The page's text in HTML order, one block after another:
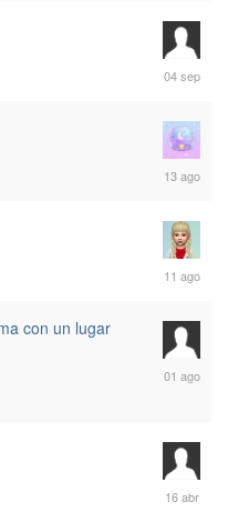
4
sep
13
ago
11
ago
con un lugar
1
ago
16
abr